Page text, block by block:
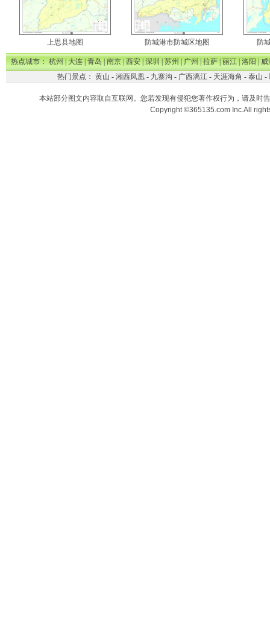
上思县地图 防城港市防城区地图 防
热点城市：杭州|大连|青岛|南京|西安|深圳|苏州|广州|拉萨|丽江|洛阳|威
热门景点： 黄山 - 湘西凤凰- 九寨沟 - 广西漓江- 天涯海角 - 泰山 -
本站部分图文内容取自互联网。您若发现有侵犯您著作权行为，请及时
Copyright ©365135.com Inc.All